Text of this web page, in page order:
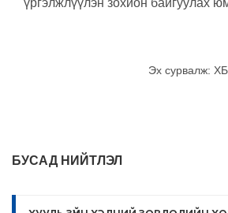
үргэлжлүүлэн зохион байгуулах
Эх сурвалж:
БУСАД НИЙТЛЭЛ